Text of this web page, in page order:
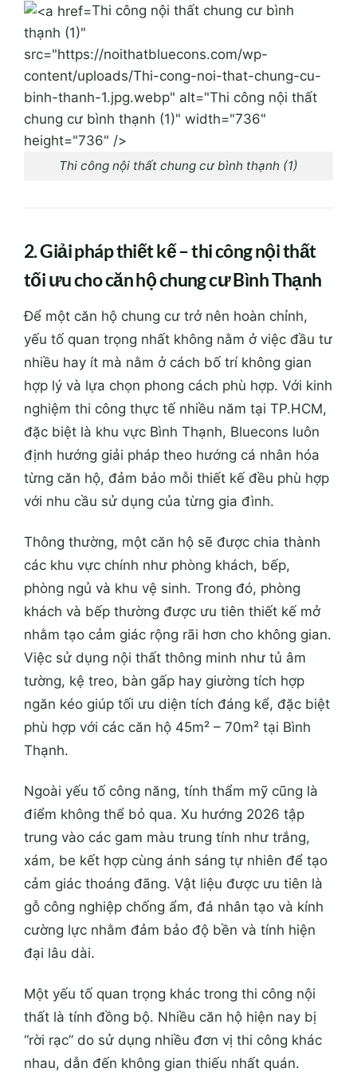
Thi công nội thất chung cư bình
thạnh (1)"
src="https://noithatbluecons.com/wp-
content/uploads/Thi-cong-noi-that-chung-cu-
binh-thanh-1.jpg.webp" alt="Thi công nội thất
chung cư bình thạnh (1)" width="736"
height="736" />
Thi công nội thất chung cư bình thạnh (1)
2. Giải pháp thiết kế – thi công nội thất
tối ưu cho căn hộ chung cư Bình Thạnh
Để một căn hộ chung cư trở nên hoàn chỉnh,
yếu tố quan trọng nhất không nằm ở việc đầu tư
nhiều hay ít mà nằm ở cách bố trí không gian
hợp lý và lựa chọn phong cách phù hợp. Với kinh
nghiệm thi công thực tế nhiều năm tại TP.HCM,
đặc biệt là khu vực Bình Thạnh, Bluecons luôn
định hướng giải pháp theo hướng cá nhân hóa
từng căn hộ, đảm bảo mỗi thiết kế đều phù hợp
với nhu cầu sử dụng của từng gia đình.
Thông thường, một căn hộ sẽ được chia thành
các khu vực chính như phòng khách, bếp,
phòng ngủ và khu vệ sinh. Trong đó, phòng
khách và bếp thường được ưu tiên thiết kế mở
nhằm tạo cảm giác rộng rãi hơn cho không gian.
Việc sử dụng nội thất thông minh như tủ âm
tường, kệ treo, bàn gấp hay giường tích hợp
ngăn kéo giúp tối ưu diện tích đáng kể, đặc biệt
phù hợp với các căn hộ 45m² – 70m² tại Bình
Thạnh.
Ngoài yếu tố công năng, tính thẩm mỹ cũng là
điểm không thể bỏ qua. Xu hướng 2026 tập
trung vào các gam màu trung tính như trắng,
xám, be kết hợp cùng ánh sáng tự nhiên để tạo
cảm giác thoáng đãng. Vật liệu được ưu tiên là
gỗ công nghiệp chống ẩm, đá nhân tạo và kính
cường lực nhằm đảm bảo độ bền và tính hiện
đại lâu dài.
Một yếu tố quan trọng khác trong thi công nội
thất là tính đồng bộ. Nhiều căn hộ hiện nay bị
“rời rạc” do sử dụng nhiều đơn vị thi công khác
nhau, dẫn đến không gian thiếu nhất quán.